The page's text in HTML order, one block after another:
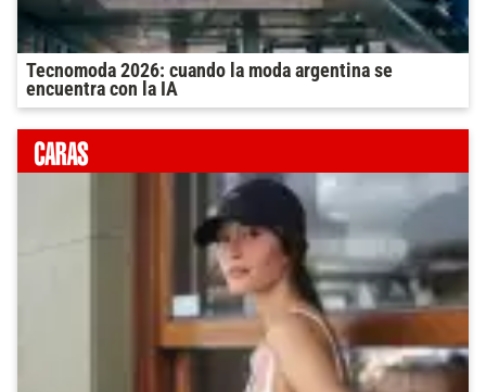
Tecnomoda 2026: cuando la moda argentina se
encuentra con la IA